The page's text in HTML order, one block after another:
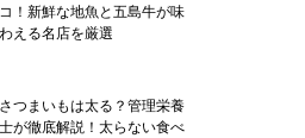
コ！新鮮な地魚と五島牛が味
わえる名店を厳選
さつまいもは太る？管理栄養
士が徹底解説！太らない食べ